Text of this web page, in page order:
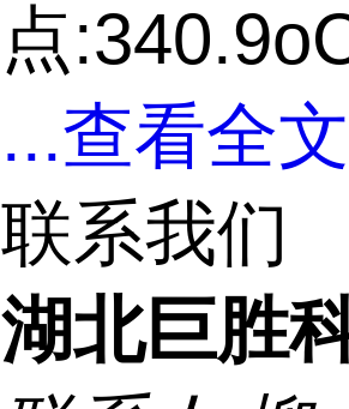
点
...查看全
联系我们
湖北巨胜